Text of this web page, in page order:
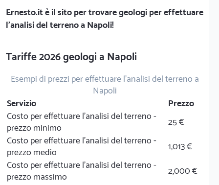
Ernesto.itè il sito per trovare geologi per effettuare
l'analisi del terreno a Napoli!
Tariffe 2026 geologi a Napoli
Esempi di prezzi per effettuare l'analisi del terreno a
Napoli
Servizio
Prezzo
Costo per effettuare l'analisi del terreno -
prezzo minimo
25 €
Costo per effettuare l'analisi del terreno -
prezzo medio
1,013 €
Costo per effettuare l'analisi del terreno -
prezzo massimo
2,000 €